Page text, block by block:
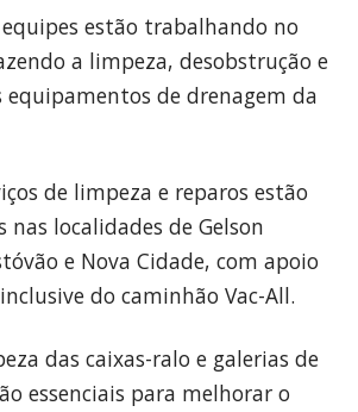
estão trabalhando no
a limpeza, desobstrução e
equipamentos de drenagem da
de limpeza e reparos estão
nas localidades de Gelson
e Nova Cidade, com apoio
do caminhão Vac-All.
das caixas-ralo e galerias de
essenciais para melhorar o